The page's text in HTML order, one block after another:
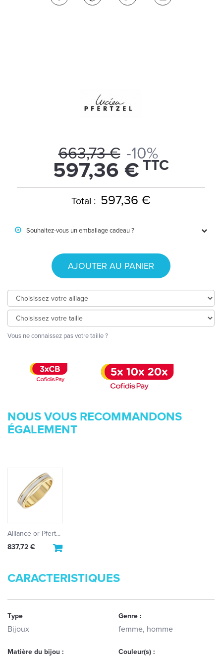
663,73 € -10%
597,36 € TTC
Total : 597,36 €
Souhaitez-vous un emballage cadeau ?
AJOUTER AU PANIER
Vous ne connaissez pas votre taille ?
NOUS VOUS RECOMMANDONS
ÉGALEMENT
Alliance or Pfert...
837,72 €
CARACTERISTIQUES
Type
Bijoux
Genre :
femme, homme
Matière du bijou : Couleur(s) :